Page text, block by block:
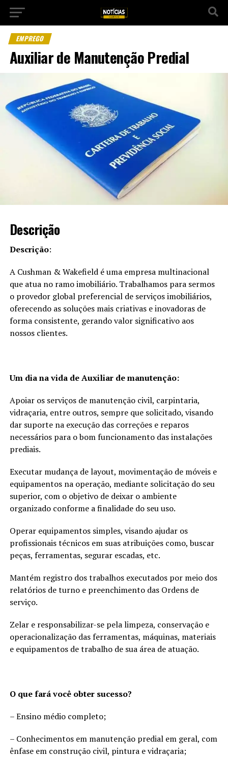
EMPREGO
Auxiliar de Manutenção Predial
Descrição
Descrição:
A Cushman & Wakefield é uma empresa multinacional
que atua no ramo imobiliário. Trabalhamos para sermos
o provedor global preferencial de serviços imobiliários,
oferecendo as soluções mais criativas e inovadoras de
forma consistente, gerando valor significativo aos
nossos clientes.
Um dia na vida de Auxiliar de manutenção:
Apoiar os serviços de manutenção civil, carpintaria,
vidraçaria, entre outros, sempre que solicitado, visando
dar suporte na execução das correções e reparos
necessários para o bom funcionamento das instalações
prediais.
Executar mudança de layout, movimentação de móveis e
equipamentos na operação, mediante solicitação do seu
superior, com o objetivo de deixar o ambiente
organizado conforme a finalidade do seu uso.
Operar equipamentos simples, visando ajudar os
profissionais técnicos em suas atribuições como, buscar
peças, ferramentas, segurar escadas, etc.
Mantém registro dos trabalhos executados por meio dos
relatórios de turno e preenchimento das Ordens de
serviço.
Zelar e responsabilizar-se pela limpeza, conservação e
operacionalização das ferramentas, máquinas, materiais
e equipamentos de trabalho de sua área de atuação.
O que fará você obter sucesso?
– Ensino médio completo;
– Conhecimentos em manutenção predial em geral, com
ênfase em construção civil, pintura e vidraçaria;